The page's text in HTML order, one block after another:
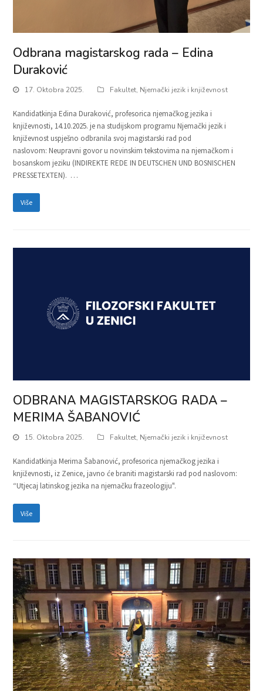
Odbrana magistarskog rada – Edina
Duraković
17. Oktobra 2025. Fakultet, Njemački jezik i književnost
Kandidatkinja Edina Duraković, profesorica njemačkog jezika i
književnosti, 14.10.2025. je na studijskom programu Njemački jezik i
književnost uspješno odbranila svoj magistarski rad pod
naslovom: Neupravni govor u novinskim tekstovima na njemačkom i
bosanskom jeziku (INDIREKTE REDE IN DEUTSCHEN UND BOSNISCHEN
PRESSETEXTEN). …
Više
ODBRANA MAGISTARSKOG RADA –
MERIMA ŠABANOVIĆ
15. Oktobra 2025. Fakultet, Njemački jezik i književnost
Kandidatkinja Merima Šabanović, profesorica njemačkog jezika i
književnosti, iz Zenice, javno će braniti magistarski rad pod naslovom:
“Utjecaj latinskog jezika na njemačku frazeologiju".
Više